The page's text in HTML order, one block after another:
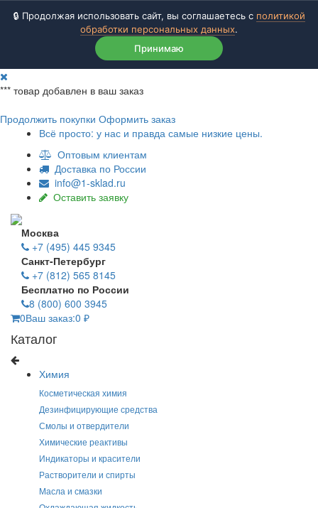
🔒 Продолжая использовать сайт, вы соглашаетесь с политикой
обработки персональных данных.
Принимаю
*** товар добавлен в ваш заказ
Продолжить покупки Оформить заказ
Всё просто: у нас и правда самые низкие цены.
Оптовым клиентам
Доставка по России
info@1-sklad.ru
Оставить заявку
Москва
+7 (495) 445 9345
Санкт-Петербург
+7 (812) 565 8145
Бесплатно по России
8 (800) 600 3945
0Ваш заказ:0 ₽
Каталог
Химия
Косметическая химия
Дезинфицирующие средства
Смолы и отвердители
Химические реактивы
Индикаторы и красители
Растворители и спирты
Масла и смазки